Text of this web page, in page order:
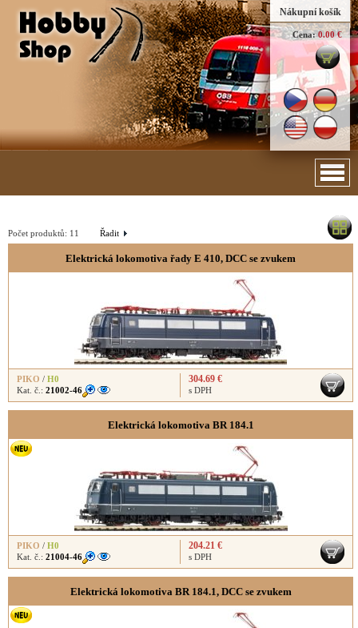
Nákupní košík
Cena: 0.00 €
Řadit
Počet produktů: 11
Elektrická lokomotiva řady E 410, DCC se zvukem
PIKO / H0
Kat. č.: 21002-46
304.69 €
s DPH
Elektrická lokomotiva BR 184.1
PIKO / H0
Kat. č.: 21004-46
204.21 €
s DPH
Elektrická lokomotiva BR 184.1, DCC se zvukem